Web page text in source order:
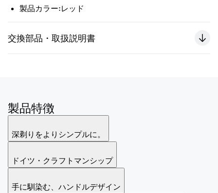
製品カラー:レッド
交換部品・取扱説明書
製品特徴
深剃りをよりシンプルに。
ドイツ・クラフトマンシップ
手に馴染む、ハンドルデザイン